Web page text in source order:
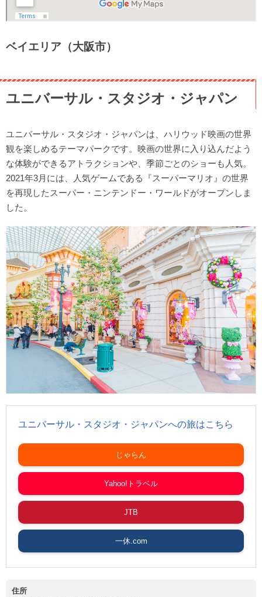
ベイエリア（大阪市）
ユニバーサル・スタジオ・ジャパン
ユニバーサル・スタジオ・ジャパンは、ハリウッド映画の世界
観を楽しめるテーマパークです。映画の世界に入り込んだよう
な体験ができるアトラクションや、季節ごとのショーも人気。
2021年3月には、人気ゲームである『スーパーマリオ』の世界
を再現したスーパー・ニンテンドー・ワールドがオープンしま
した。
ユニバーサル・スタジオ・ジャパンへの旅はこちら
じゃらん
Yahoo!トラベル
JTB
一休.com
住所